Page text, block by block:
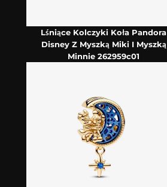
Lśniące Kolczyki Koła Pandora
Disney Z Myszką Miki I Myszką
Minnie 262959c01